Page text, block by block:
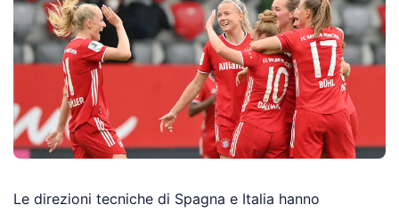
Le direzioni tecniche di Spagna e Italia hanno